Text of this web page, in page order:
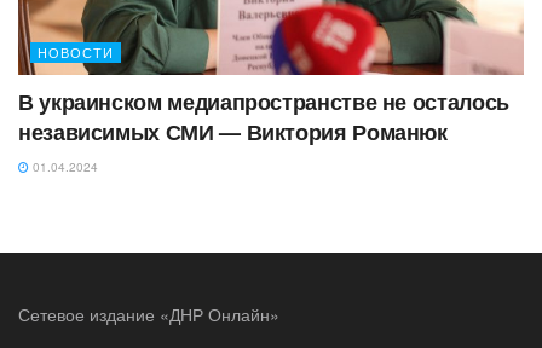
НОВОСТИ
В украинском медиапространстве не осталось
независимых СМИ — Виктория Романюк
01.04.2024
Сетевое издание «ДНР Онлайн»